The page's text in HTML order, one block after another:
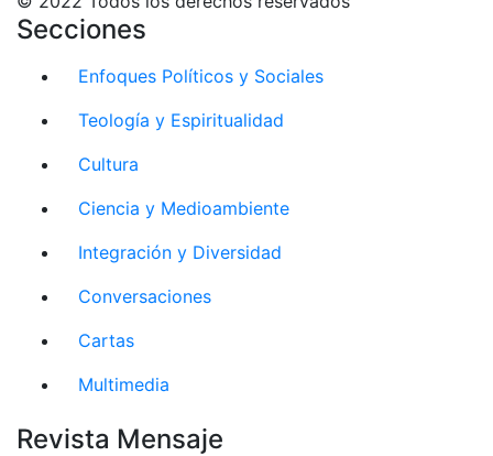
Secciones
Enfoques Políticos y Sociales
Teología y Espiritualidad
Cultura
Ciencia y Medioambiente
Integración y Diversidad
Conversaciones
Cartas
Multimedia
Revista Mensaje